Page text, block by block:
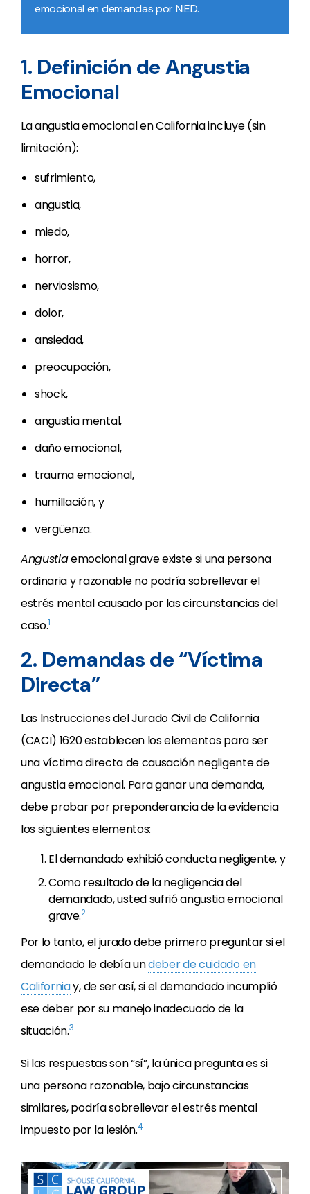
emocional en demandas por NIED.
1. Definición de Angustia
Emocional
La angustia emocional en California incluye (sin
limitación):
sufrimiento,
angustia,
miedo,
horror,
nerviosismo,
dolor,
ansiedad,
preocupación,
shock,
angustia mental,
daño emocional,
trauma emocional,
humillación, y
vergüenza.
Angustiaemocional grave existe si una persona
ordinaria y razonable no podría sobrellevar el
estrés mental causado por las circunstancias del
caso.1
2. Demandas de “Víctima
Directa”
Las Instrucciones del Jurado Civil de California
(CACI) 1620 establecen los elementos para ser
una víctima directa de causación negligente de
angustia emocional. Para ganar una demanda,
debe probar por preponderancia de la evidencia
los siguientes elementos:
El demandado exhibió conducta negligente, y
Como resultado de la negligencia del
demandado, usted sufrió angustia emocional
grave.2
Por lo tanto, el jurado debe primero preguntar si el
demandado le debía undeber de cuidado en
Californiay, de ser así, si el demandado incumplió
ese deber por su manejo inadecuado de la
situación.3
Si las respuestas son “sí”, la única pregunta es si
una persona razonable, bajo circunstancias
similares, podría sobrellevar el estrés mental
impuesto por la lesión.4